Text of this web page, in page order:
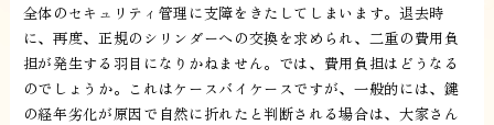
全体のセキュリティ管理に支障をきたしてしまいます。退去時
に、再度、正規のシリンダーへの交換を求められ、二重の費用負
担が発生する羽目になりかねません。では、費用負担はどうなる
のでしょうか。これはケースバイケースですが、一般的には、鍵
の経年劣化が原因で自然に折れたと判断される場合は、大家さん